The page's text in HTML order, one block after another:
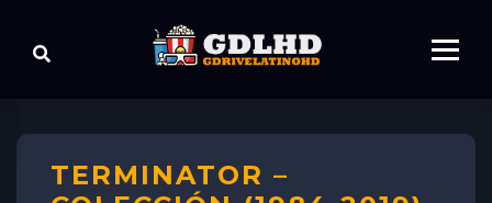
TERMINATOR –